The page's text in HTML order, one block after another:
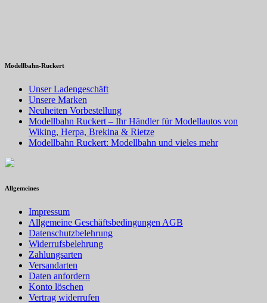
Modellbahn-Ruckert
Unser Ladengeschäft
Unsere Marken
Neuheiten Vorbestellung
Modellbahn Ruckert – Ihr Händler für Modellautos von
Wiking, Herpa, Brekina & Rietze
Modellbahn Ruckert: Modellbahn und vieles mehr
Allgemeines
Impressum
Allgemeine Geschäftsbedingungen AGB
Datenschutzbelehrung
Widerrufsbelehrung
Zahlungsarten
Versandarten
Daten anfordern
Konto löschen
Vertrag widerrufen